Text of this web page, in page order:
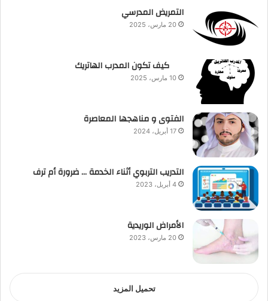
التمريض المدرسي
20 مارس، 2025
كيف تكون المدرب الهاتريك
10 مارس، 2025
الفتوى و مناهجها المعاصرة
17 أبريل، 2024
التدريب التربوي أثناء الخدمة … ضرورة أم ترف
4 أبريل، 2023
الأمراض الوريدية
20 مارس، 2023
تحميل المزيد